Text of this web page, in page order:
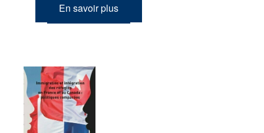
En savoir plus